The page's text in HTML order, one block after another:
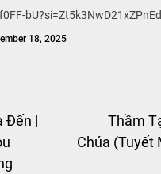
bU?si=Zt5k3NwD21xZPnEd
18, 2025
Đến |
Thầm
Chúa (Tuyết